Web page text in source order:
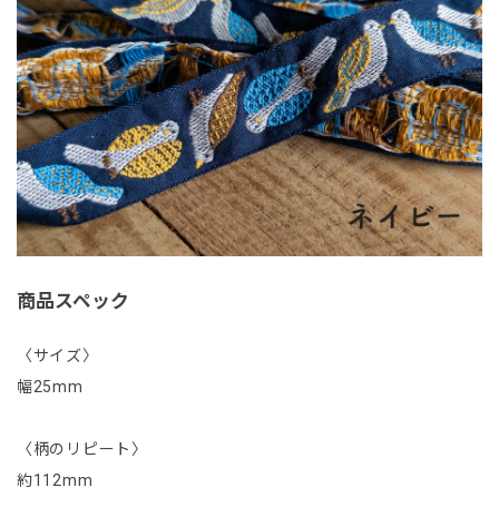
商品スペック
〈サイズ〉
幅25mm
〈柄のリピート〉
約112mm